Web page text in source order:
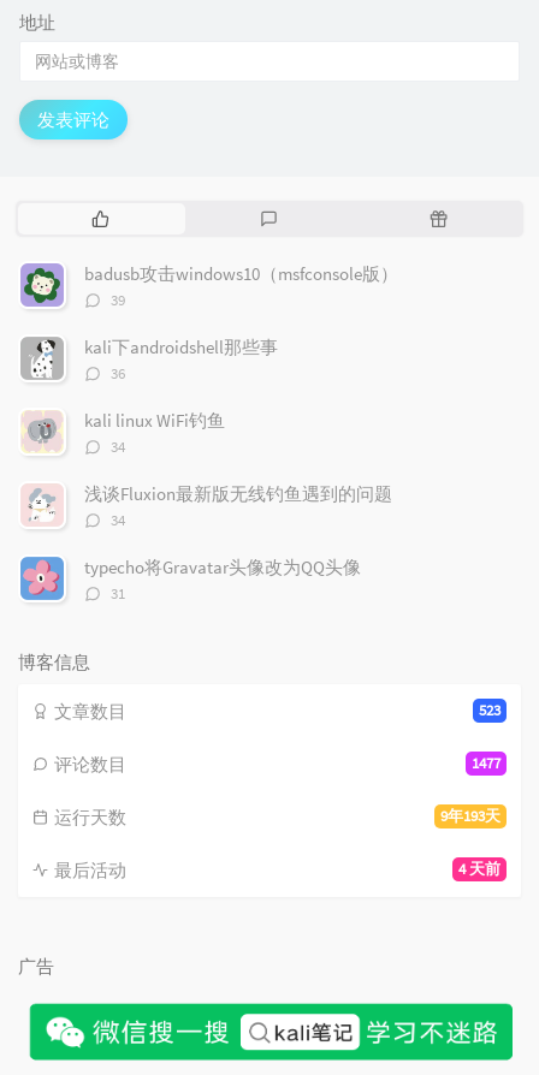
地址
发表评论
热
文
章
评
随
badusb攻击windows10（msfconsole版）
评
数：
39
kali下androidshell那些事
评
数：
36
kali linux WiFi钓鱼
评
数：
34
浅谈Fluxion最新版无线钓鱼遇到的问题
评
数：
34
typecho将Gravatar头像改为QQ头像
评
31
博客信息
523
文章数目
1477
评论数目
9年193天
运行天数
4 天前
最后活动
广告